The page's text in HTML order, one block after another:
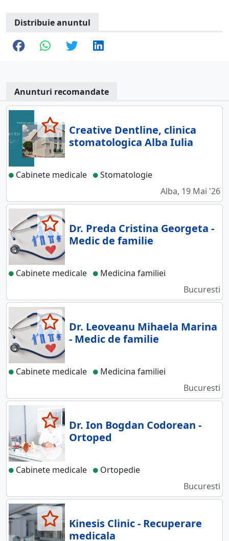
Distribuie anuntul
Anunturi recomandate
Creative Dentline, clinica
stomatologica Alba Iulia
Cabinete medicale
Stomatologie
Alba, 19 Mai '26
Dr. Preda Cristina Georgeta -
Medic de familie
Cabinete medicale
Medicina familiei
Bucuresti
Dr. Leoveanu Mihaela Marina
- Medic de familie
Cabinete medicale
Medicina familiei
Bucuresti
Dr. Ion Bogdan Codorean -
Ortoped
Cabinete medicale
Ortopedie
Bucuresti
Kinesis Clinic - Recuperare
medicala